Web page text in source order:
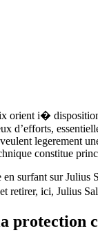
orient i�
d’efforts,
legerement
constitue
surfant sur Julius
retirer, ici, Julius
protection